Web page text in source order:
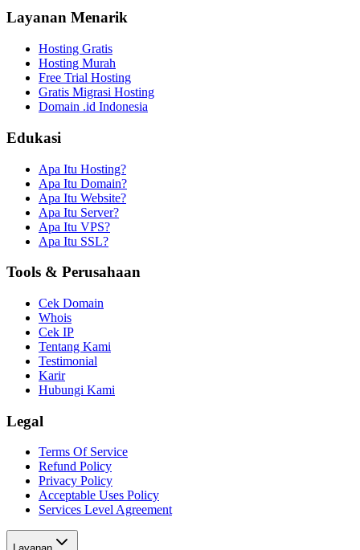
Layanan Menarik
Hosting Gratis
Hosting Murah
Free Trial Hosting
Gratis Migrasi Hosting
Domain .id Indonesia
Edukasi
Apa Itu Hosting?
Apa Itu Domain?
Apa Itu Website?
Apa Itu Server?
Apa Itu VPS?
Apa Itu SSL?
Tools & Perusahaan
Cek Domain
Whois
Cek IP
Tentang Kami
Testimonial
Karir
Hubungi Kami
Legal
Terms Of Service
Refund Policy
Privacy Policy
Acceptable Uses Policy
Services Level Agreement